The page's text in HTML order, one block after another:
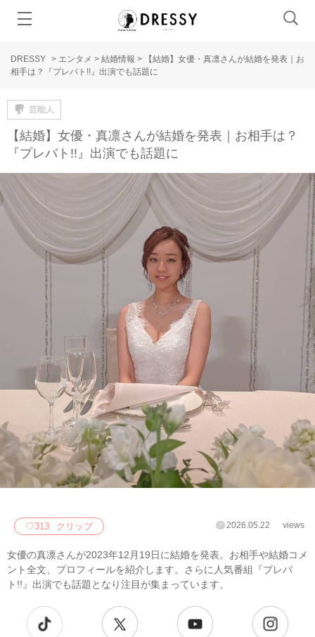
DRESSY > エンタメ > 結婚情報 >
【結婚】女優・真凛さんが結婚を発表｜お
相手は？『プレバト!!』出演でも話題に
芸能人
【結婚】女優・真凛さんが結婚を発表｜お相手は？
『プレバト!!』出演でも話題に
♡313 クリップ 2026.05.22 views
女優の真凛さんが2023年12月19日に結婚を発表。お相手や結婚コメ
ント全文、プロフィールを紹介します。さらに人気番組『プレバ
ト!!』出演でも話題となり注目が集まっています。